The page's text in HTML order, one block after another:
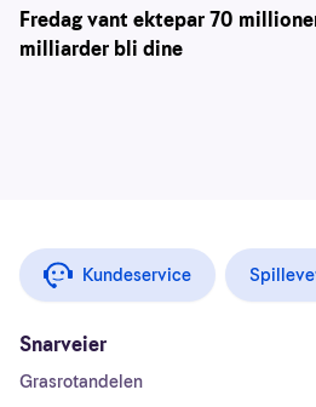
Fredag vant ektepar 70
milliarder bli dine
Kundeservice
Snarveier
Grasrotandelen